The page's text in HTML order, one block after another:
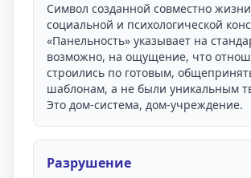
Символ созданной совместно
социальной и психологической
«Панельность» указывает на
возможно, на ощущение, что
строились по готовым,
шаблонам, а не были уникальным
Это дом-система, дом-учреждение.
Разрушение